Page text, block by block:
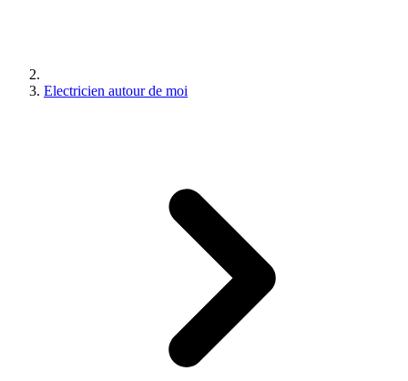
Electricien autour de moi